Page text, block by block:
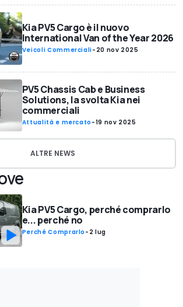
Kia PV5 Cargo è il nuovo
International Van of the Year 2026
Veicoli Commerciali- 20 nov 2025
PV5 Chassis Cab e Business
Solutions, la svolta Kia nei
commerciali
Attualità e mercato -19 nov 2025
ALTRE NEWS
Kia PV5 Cargo, perché comprarlo
e... perché no
Perché Comprarlo - 2 lug